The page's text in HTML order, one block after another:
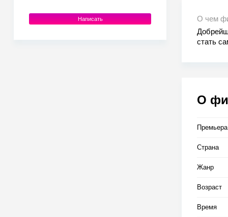
Написать
О чем
стать
О
Страна
Жанр
Возраст
Время